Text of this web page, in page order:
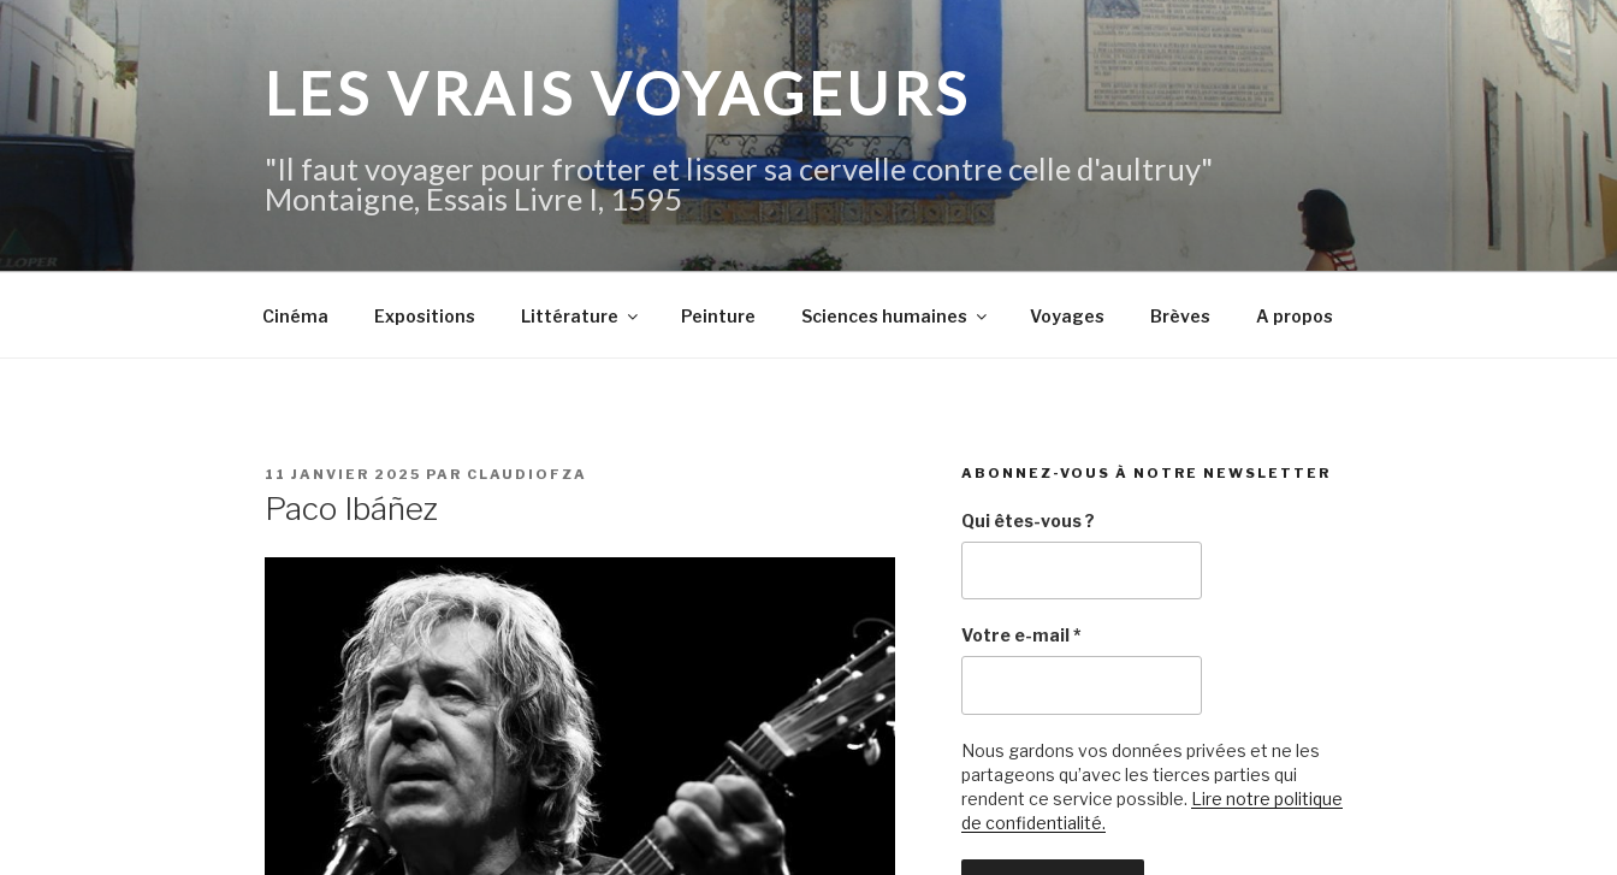
Aller
contenu
principal
LES VRAIS VOYAGEURS
"Il faut voyager pour frotter et lisser sa cervelle contre celle d'aultruy"
Montaigne, Essais Livre I, 1595
Cinéma Expositions Littérature Peinture Sciences humaines Voyages Brèves A propos
PUBLIÉ
11 JANVIER 2025 PAR CLAUDIOFZA
Paco Ibáñez
ABONNEZ-VOUS À NOTRE NEWSLETTER
Qui êtes-vous ?
Votre e-mail*
Nous gardons vos données privées et ne les
partageons qu’avec les tierces parties qui
rendent ce service possible. Lire notre politique
de confidentialité.